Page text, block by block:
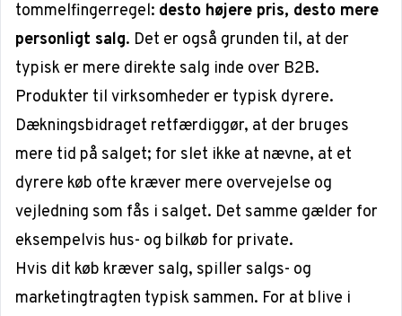
tommelfingerregel: desto højere pris, desto mere
personligt salg. Det er også grunden til, at der
typisk er mere direkte salg inde over B2B.
Produkter til virksomheder er typisk dyrere.
Dækningsbidraget retfærdiggør, at der bruges
mere tid på salget; for slet ikke at nævne, at et
dyrere køb ofte kræver mere overvejelse og
vejledning som fås i salget. Det samme gælder for
eksempelvis hus- og bilkøb for private.
Hvis dit køb kræver salg, spiller salgs- og
marketingtragten typisk sammen. For at blive i